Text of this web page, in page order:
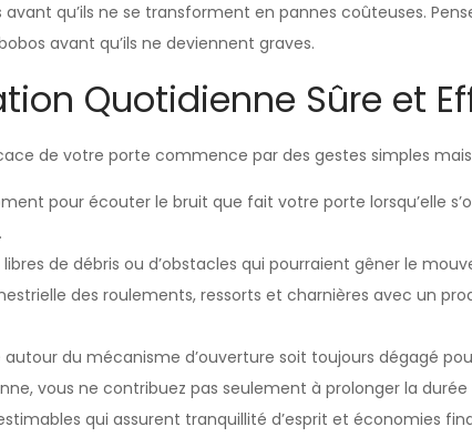
qu’ils ne se transforment en pannes coûteuses.
avant qu’ils ne deviennent graves.
Quotidienne Sûre et
de votre porte commence par des gestes simples
pour écouter le bruit que fait votre porte lorsqu’elle
de débris ou d’obstacles qui pourraient gêner le
des roulements, ressorts et charnières avec un
autour du mécanisme d’ouverture soit toujours dégagé
vous ne contribuez pas seulement à prolonger la
qui assurent tranquillité d’esprit et économies